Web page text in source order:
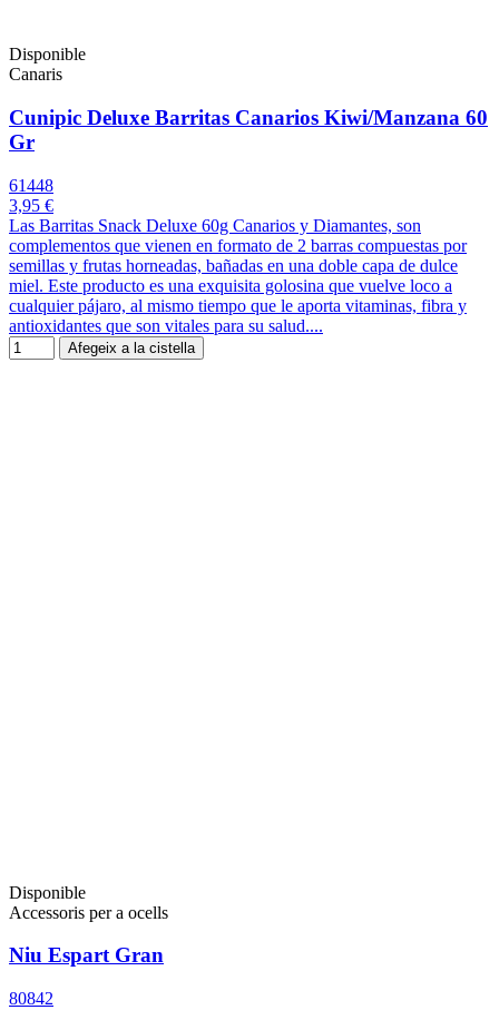
Disponible
Canaris
Cunipic Deluxe Barritas Canarios Kiwi/Manzana 60
Gr
61448
3,95 €
Las Barritas Snack Deluxe 60g Canarios y Diamantes, son
complementos que vienen en formato de 2 barras compuestas por
semillas y frutas horneadas, bañadas en una doble capa de dulce
miel. Este producto es una exquisita golosina que vuelve loco a
cualquier pájaro, al mismo tiempo que le aporta vitaminas, fibra y
antioxidantes que son vitales para su salud....
Afegeix a la cistella
Disponible
Accessoris per a ocells
Niu Espart Gran
80842